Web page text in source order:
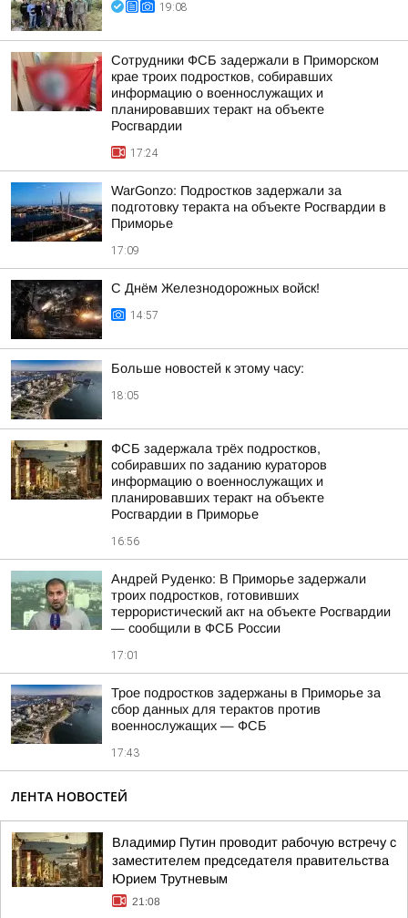
19:08
Сотрудники ФСБ задержали в Приморском
крае троих подростков, собиравших
информацию о военнослужащих и
планировавших теракт на объекте
Росгвардии
17:24
WarGonzo: Подростков задержали за
подготовку теракта на объекте Росгвардии в
Приморье
17:09
С Днём Железнодорожных войск!
14:57
Больше новостей к этому часу:
18:05
ФСБ задержала трёх подростков,
собиравших по заданию кураторов
информацию о военнослужащих и
планировавших теракт на объекте
Росгвардии в Приморье
16:56
Андрей Руденко: В Приморье задержали
троих подростков, готовивших
террористический акт на объекте Росгвардии
— сообщили в ФСБ России
17:01
Трое подростков задержаны в Приморье за
сбор данных для терактов против
военнослужащих — ФСБ
17:43
ЛЕНТА НОВОСТЕЙ
Владимир Путин проводит рабочую встречу с
заместителем председателя правительства
Юрием Трутневым
21:08